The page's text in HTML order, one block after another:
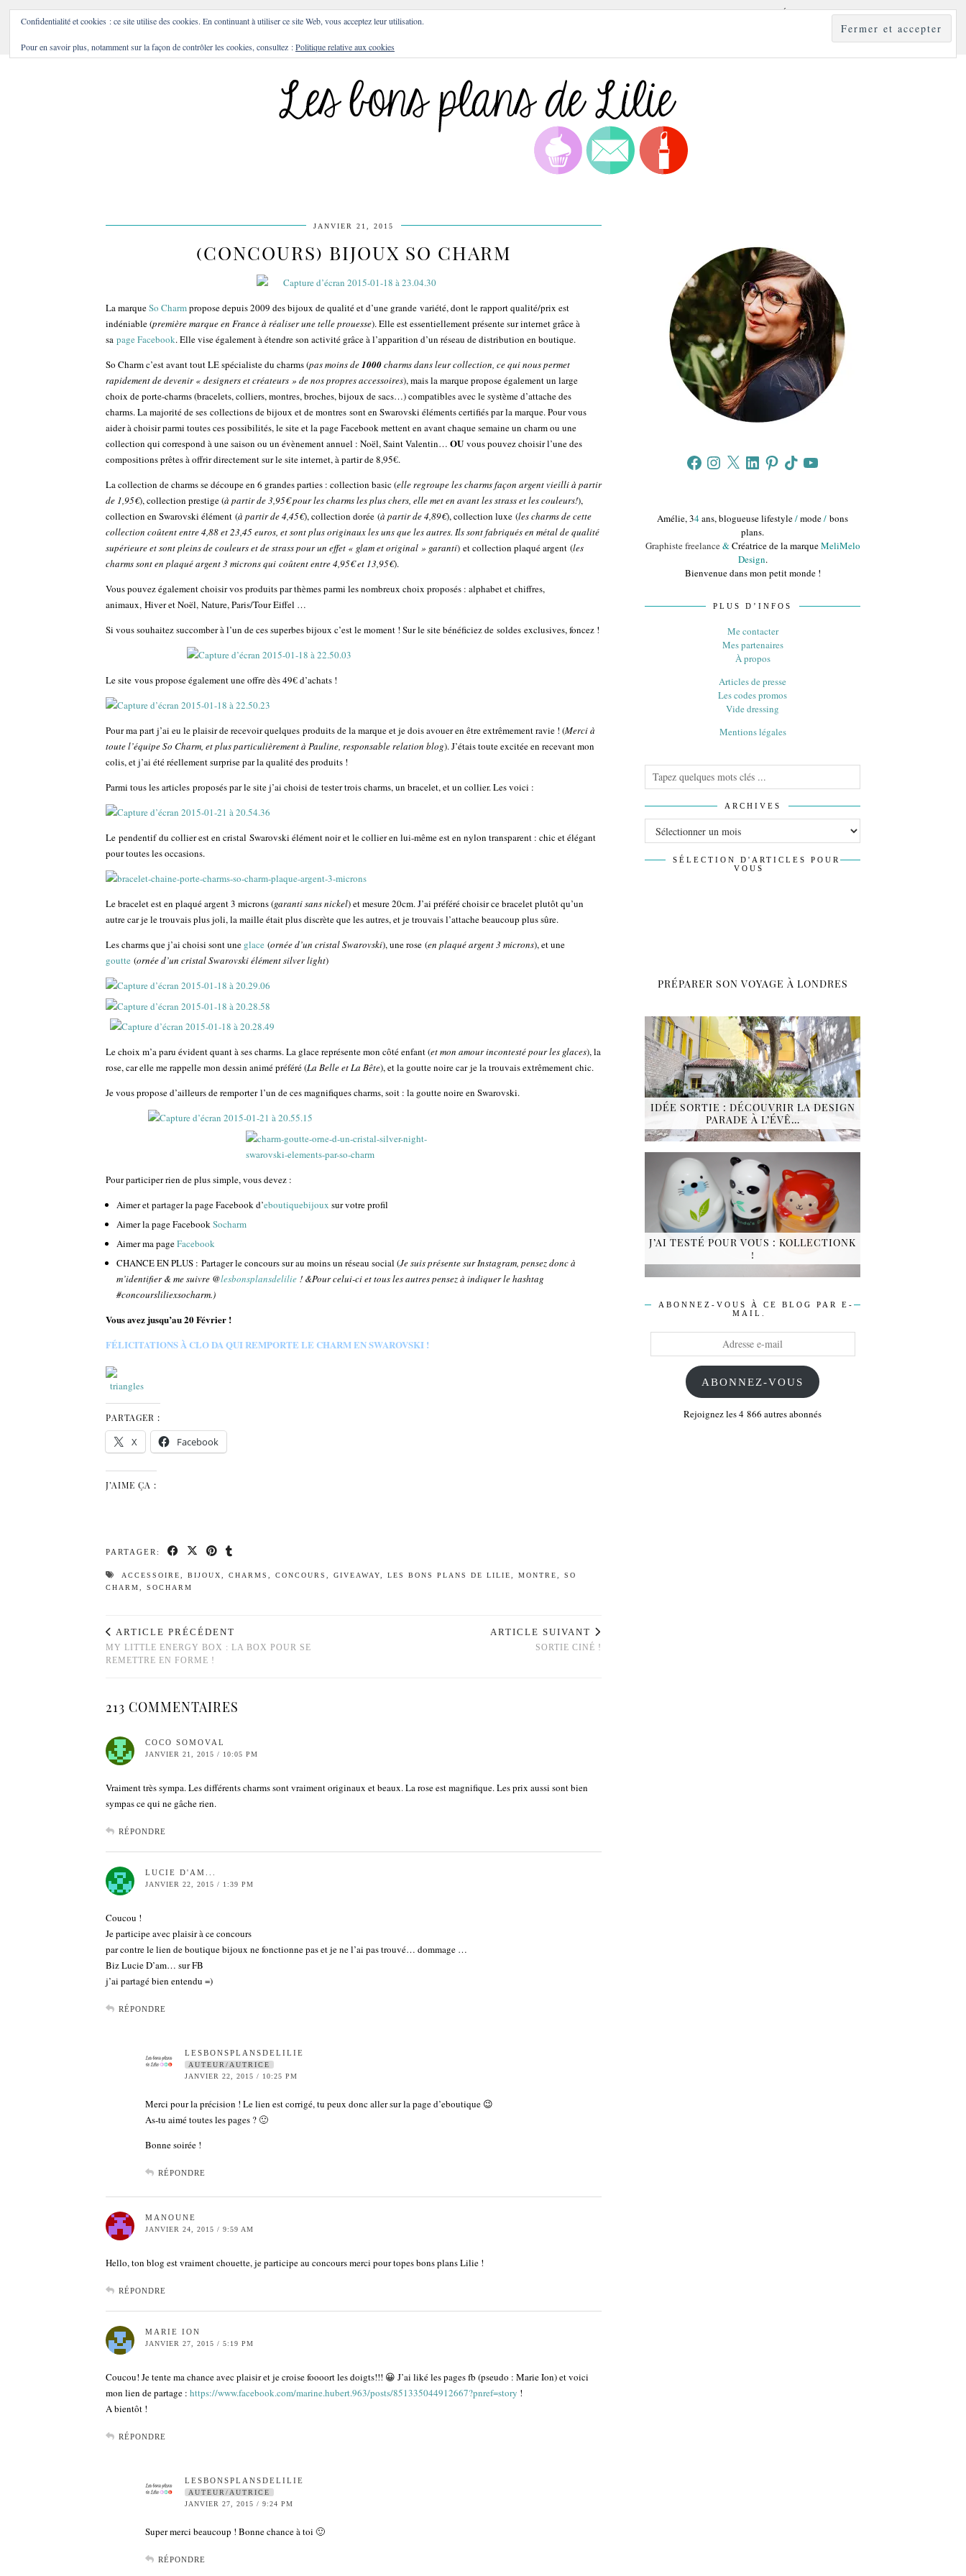
JANVIER 21, 2015
(CONCOURS) BIJOUX SO CHARM
La marqueSo Charmpropose depuis 2009 des bijoux de qualité et d’une grande variété, dont le rapport qualité/prix est
indéniable (première marque en France à réaliser une telle prouesse). Elle est essentiellement présente sur internet grâce à
sa page Facebook. Elle vise également à étendre son activité grâce à l’apparition d’un réseau de distribution en boutique.
So Charm c’est avant tout LE spécialiste du charms (pas moins de1000charms dans leur collection, ce qui nous permet
rapidement de devenir « designers et créateurs » de nos propres accessoires), mais la marque propose également un large
choix de porte-charms (bracelets, colliers, montres, broches, bijoux de sacs…) compatibles avec le système d’attache des
charms. La majorité de ses collections de bijoux et de montres sont en Swarovski éléments certifiés par la marque. Pour vous
aider à choisir parmi toutes ces possibilités, le site et la page Facebook mettent en avant chaque semaine un charm ou une
collection qui correspond à une saison ou un évènement annuel : Noël, Saint Valentin… OU vous pouvez choisir l’une des
compositions prêtes à offrir directement sur le site internet, à partir de 8,95€.
La collection de charms se découpe en 6 grandes parties : collection basic (elle regroupe les charms façon argent vieilli à partir
de 1,95€), collection prestige (à partir de 3,95€ pour les charms les plus chers, elle met en avant les strass et les couleurs!),
collection en Swarovski élément (à partir de 4,45€), collection dorée (à partir de 4,89€), collection luxe (les charms de cette
collection coûtent entre 4,88 et 23,45 euros, et sont plus originaux les uns que les autres. Ils sont fabriqués en métal de qualité
supérieure et sont pleins de couleurs et de strass pour un effet « glam et original » garanti) et collection plaqué argent (les
charms sont en plaqué argent 3 microns qui coûtent entre 4,95€ et 13,95€).
Vous pouvez également choisir vos produits par thèmes parmi les nombreux choix proposés : alphabet et chiffres,
animaux, Hiver et Noël, Nature, Paris/Tour Eiffel …
Si vous souhaitez succomber à l’un de ces superbes bijoux c’est le moment ! Sur le site bénéficiez de soldes exclusives, foncez !
Le site vous propose également une offre dès 49€ d’achats !
Pour ma part j’ai eu le plaisir de recevoir quelques produits de la marque et je dois avouer en être extrêmement ravie ! (Merci à
toute l’équipe So Charm, et plus particulièrement à Pauline, responsable relation blog). J’étais toute excitée en recevant mon
colis, et j’ai été réellement surprise par la qualité des produits !
Parmi tous les articles proposés par le site j’ai choisi de tester trois charms, un bracelet, et un collier. Les voici :
Le pendentif du collier est en cristal Swarovski élément noir et le collier en lui-même est en nylon transparent : chic et élégant
pour toutes les occasions.
Le bracelet est en plaqué argent 3 microns (garanti sans nickel) et mesure 20cm. J’ai préféré choisir ce bracelet plutôt qu’un
autre car je le trouvais plus joli, la maille était plus discrète que les autres, et je trouvais l’attache beaucoup plus sûre.
Les charms que j’ai choisi sont une glace (ornée d’un cristal Swarovski), une rose (en plaqué argent 3 microns), et une
goutte (ornée d’un cristal Swarovski élément silver light)
Le choix m’a paru évident quant à ses charms. La glace représente mon côté enfant (et mon amour incontesté pour les glaces), la
rose, car elle me rappelle mon dessin animé préféré (La Belle et La Bête), et la goutte noire car je la trouvais extrêmement chic.
Je vous propose d’ailleurs de remporter l’un de ces magnifiques charms, soit : la goutte noire en Swarovski.
Pour participer rien de plus simple, vous devez :
Aimer et partager la page Facebook d’eboutiquebijoux sur votre profil
Aimer la page Facebook Socharm
Aimer ma pageFacebook
CHANCE EN PLUS : Partager le concours sur au moins un réseau social (Je suis présente sur Instagram, pensez donc à
m’identifier & me suivre @lesbonsplansdelilie ! &Pour celui-ci et tous les autres pensez à indiquer le hashtag
#concoursliliexsocharm.)
Vous avez jusqu’au 20 Février !
FÉLICITATIONS À CLO DA QUI REMPORTE LE CHARM EN SWAROVSKI !
PARTAGER :
X Facebook
J’AIME ÇA :
PARTAGER:
ACCESSOIRE BIJOUX CHARMS CONCOURS GIVEAWAY LES BONS PLANS DE LILIE MONTRE
SO
CHARM
SOCHARM
ARTICLE PRÉCÉDENT
MY LITTLE ENERGY BOX : LA BOX POUR SE
REMETTRE EN FORME !
ARTICLE SUIVANT
SORTIE CINÉ !
213 COMMENTAIRES
COCO SOMOVAL
JANVIER 21, 2015 / 10:05 PM
Vraiment très sympa. Les différents charms sont vraiment originaux et beaux. La rose est magnifique. Les prix aussi sont bien
sympas ce qui ne gâche rien.
RÉPONDRE
LUCIE D'AM...
JANVIER 22, 2015 / 1:39 PM
Coucou !
Je participe avec plaisir à ce concours
par contre le lien de boutique bijoux ne fonctionne pas et je ne l’ai pas trouvé… dommage …
Biz Lucie D’am… sur FB
j’ai partagé bien entendu =)
RÉPONDRE
LESBONSPLANSDELILIE
AUTEUR/AUTRICE
JANVIER 22, 2015 / 10:25 PM
Merci pour la précision ! Le lien est corrigé, tu peux donc aller sur la page d’eboutique 😉
As-tu aimé toutes les pages ? 🙂
Bonne soirée !
RÉPONDRE
MANOUNE
JANVIER 24, 2015 / 9:59 AM
Hello, ton blog est vraiment chouette, je participe au concours merci pour topes bons plans Lilie !
RÉPONDRE
MARIE ION
JANVIER 27, 2015 / 5:19 PM
Coucou! Je tente ma chance avec plaisir et je croise foooort les doigts!!! 😀 J’ai liké les pages fb (pseudo : Marie Ion) et voici
mon lien de partage : https://www.facebook.com/marine.hubert.963/posts/851335044912667?pnref=story !
A bientôt !
RÉPONDRE
LESBONSPLANSDELILIE
AUTEUR/AUTRICE
JANVIER 27, 2015 / 9:24 PM
Super merci beaucoup ! Bonne chance à toi 🙂
RÉPONDRE
FacebookInstagram
X LinkedInPinterestTikTokYouTube
Amélie, 34ans, blogueuse lifestyle/mode/ bons
plans.
Graphiste freelance&Créatrice de la marqueMeliMelo
Design.
Bienvenue dans mon petit monde !
PLUS D’INFOS
Me contacter
Mes partenaires
À propos
Articles de presse
Les codes promos
Vide dressing
Mentions légales
ARCHIVES
SÉLECTION D'ARTICLES POUR
VOUS
PRÉPARER SON VOYAGE À LONDRES
IDÉE SORTIE : DÉCOUVRIR LA DESIGN
PARADE À L’ÉVÊ…
J’AI TESTÉ POUR VOUS : KOLLECTIONK
!
ABONNEZ-VOUS À CE BLOG PAR E-
MAIL.
ABONNEZ-VOUS
Rejoignez les 4 866 autres abonnés
Confidentialité et cookies : ce site utilise des cookies. En continuant à utiliser ce site Web, vous acceptez leur utilisation.
Pour en savoir plus, notamment sur la façon de contrôler les cookies, consultez :Politique relative aux cookies